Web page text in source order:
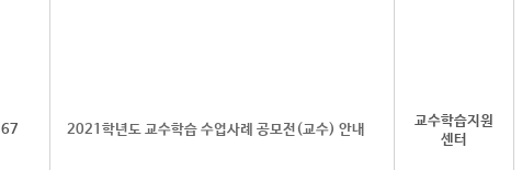
67 2021학년도 교수학습 수업사례 공모전(교수) 안내
교수학습지원
센터